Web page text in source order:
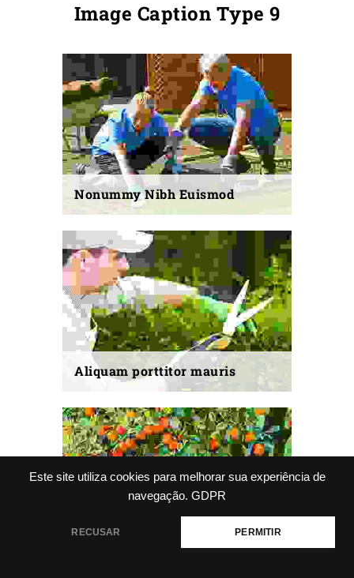
Este site utiliza cookies para melhorar sua experiência de
navegação. GDPR
RECUSAR PERMITIR
Image Caption Type 9
Nonummy Nibh Euismod
Aliquam porttitor mauris
Suspendisse urna nibh